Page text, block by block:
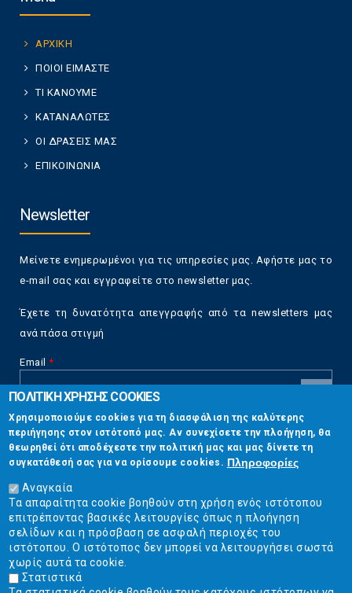
ΑΡΧΙΚΗ
ΠΟΙΟΙ ΕΙΜΑΣΤΕ
ΤΙ ΚΑΝΟΥΜΕ
ΚΑΤΑΝΑΛΩΤΕΣ
ΟΙ ΔΡΑΣΕΙΣ ΜΑΣ
ΕΠΙΚΟΙΝΩΝΙΑ
Newsletter
Μείνετε ενημερωμένοι για τις υπηρεσίες μας. Αφήστε μας το
e-mail σας και εγγραφείτε στο newsletter μας.
Έχετε τη δυνατότητα απεγγραφής από τα newsletters μας
ανά πάσα στιγμή
Email *
CAPTCHA
This
question is
for testing
whether or
not you are a
human visitor
and to
prevent
automated
spam
submissions.
Επικοινωνία
Στουρνάρη 17, Αθήνα 10683
2103304444
info@ekpizo.gr
www.ekpizo.gr
ΠΟΛΙΤΙΚΗ ΧΡΗΣΗΣ COOKIES
Χρησιμοποιούμε cookies για τη διασφάλιση της καλύτερης
περιήγησης στον ιστότοπό μας. Αν συνεχίσετε την πλοήγηση, θα
θεωρηθεί ότι αποδέχεστε την πολιτική μας και μας δίνετε τη
συγκατάθεσή σας για να ορίσουμε cookies. Πληροφορίες
Αναγκαία
Τα απαραίτητα cookie βοηθούν στη χρήση ενός ιστότοπου
επιτρέποντας βασικές λειτουργίες όπως η πλοήγηση
σελίδων και η πρόσβαση σε ασφαλή περιοχές του
ιστότοπου. Ο ιστότοπος δεν μπορεί να λειτουργήσει σωστά
χωρίς αυτά τα cookie.
Στατιστικά